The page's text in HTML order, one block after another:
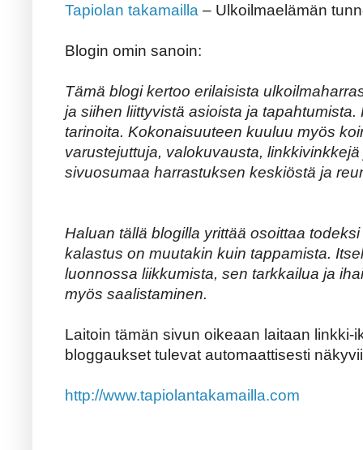
Tapiolan takamailla – Ulkoilmaelämän
Blogin omin sanoin:
Tämä blogi kertoo erilaisista
ja siihen liittyvistä asioista ja
tarinoita. Kokonaisuuteen kuuluu myös
varustejuttuja, valokuvausta,
sivuosumaa harrastuksen keskiöstä ja
Haluan tällä blogilla yrittää osoittaa
kalastus on muutakin kuin tappamista.
luonnossa liikkumista, sen tarkkailua ja
myös saalistaminen.
Laitoin tämän sivun oikeaan laitaan linkki-
bloggaukset tulevat automaattisesti
http://www.tapiolantakamailla.com